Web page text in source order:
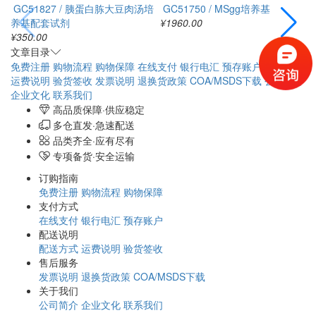
GC51827 / 胰蛋白胨大豆肉汤培
养基配套试剂
¥350.00
GC51750 / MSgg培养基
¥1960.00
文章目录
免费注册 购物流程 购物保障 在线支付 银行电汇 预存账户
配送方式
运费说明 验货签收 发票说明 退换货政策 COA/MSDS下载 公司简介
企业文化 联系我们
高品质保障·供应稳定
多仓直发·急速配送
品类齐全·应有尽有
专项备货·安全运输
订购指南
免费注册 购物流程 购物保障
支付方式
在线支付 银行电汇 预存账户
配送说明
配送方式 运费说明 验货签收
售后服务
发票说明 退换货政策 COA/MSDS下载
关于我们
公司简介 企业文化 联系我们